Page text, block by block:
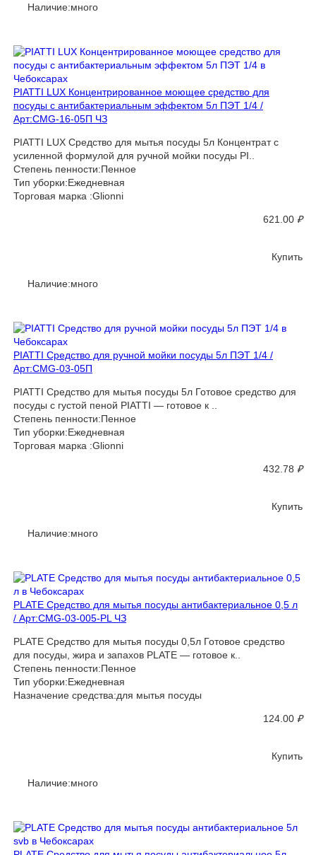
Наличие:много
PIATTI LUX Концентрированное моющее средство для
посуды с антибактериальным эффектом 5л ПЭТ 1/4 /
Арт:CMG-16-05П ЧЗ
PIATTI LUX Средство для мытья посуды 5л Концентрат с
усиленной формулой для ручной мойки посуды PI..
Степень пенности:Пенное
Тип уборки:Ежедневная
Торговая марка :Glionni
621.00₽
Купить
Наличие:много
PIATTI Средство для ручной мойки посуды 5л ПЭТ 1/4 /
Арт:CMG-03-05П
PIATTI Средство для мытья посуды 5л Готовое средство для
посуды с густой пеной PIATTI — готовое к ..
Степень пенности:Пенное
Тип уборки:Ежедневная
Торговая марка :Glionni
432.78₽
Купить
Наличие:много
PLATE Средство для мытья посуды антибактериальное 0,5 л
/ Арт:CMG-03-005-PL ЧЗ
PLATE Средство для мытья посуды 0,5л Готовое средство
для посуды, жира и запахов PLATE — готовое к..
Степень пенности:Пенное
Тип уборки:Ежедневная
Назначение средства:для мытья посуды
124.00₽
Купить
Наличие:много